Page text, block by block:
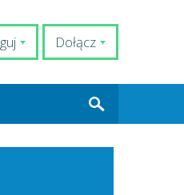
Dołącz